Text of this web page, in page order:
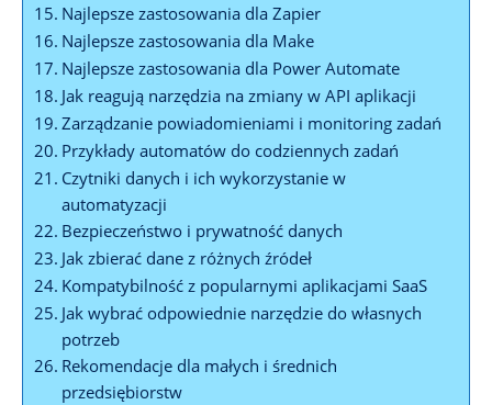
Najlepsze zastosowania dla Zapier
Najlepsze zastosowania dla Make
Najlepsze zastosowania dla Power Automate
Jak reagują narzędzia na zmiany w⁢ API aplikacji
Zarządzanie​ powiadomieniami⁤ i monitoring zadań
Przykłady automatów do ​codziennych zadań
Czytniki ‍danych i⁤ ich wykorzystanie w
automatyzacji
Bezpieczeństwo i prywatność danych
Jak zbierać dane z różnych źródeł
Kompatybilność z popularnymi aplikacjami SaaS
Jak wybrać odpowiednie narzędzie do własnych
potrzeb
Rekomendacje dla małych i średnich
przedsiębiorstw